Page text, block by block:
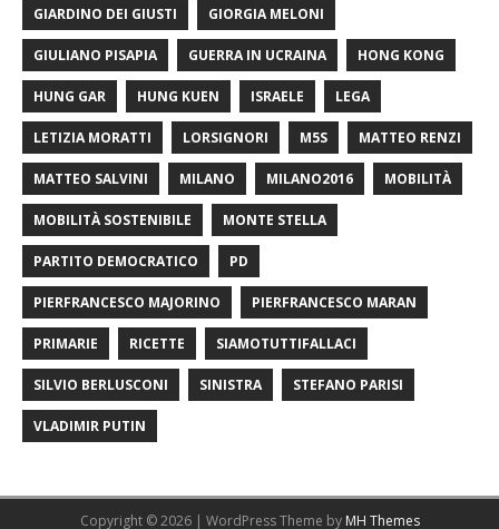
GIARDINO DEI GIUSTI GIORGIA MELONI
GIULIANO PISAPIA GUERRA IN UCRAINA HONG KONG
HUNG GAR HUNG KUEN ISRAELE LEGA
LETIZIA MORATTI LORSIGNORI M5S MATTEO RENZI
MATTEO SALVINI MILANO MILANO2016 MOBILITÀ
MOBILITÀ SOSTENIBILE MONTE STELLA
PARTITO DEMOCRATICO PD
PIERFRANCESCO MAJORINO PIERFRANCESCO MARAN
PRIMARIE RICETTE SIAMOTUTTIFALLACI
SILVIO BERLUSCONI SINISTRA STEFANO PARISI
VLADIMIR PUTIN
Copyright © 2026 | WordPress Theme by MH Themes